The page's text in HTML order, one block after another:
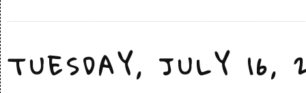
TUESDAY, JULY 16,